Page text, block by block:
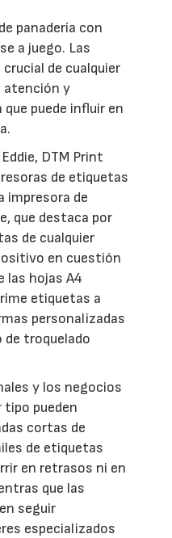
panadería con
a juego. Las
de cualquier
atención y
puede influir en
DTM Print
de etiquetas
impresora de
que destaca por
de cualquier
en cuestión
las hojas A4
etiquetas a
personalizadas
de troquelado
y los negocios
tipo pueden
cortas de
de etiquetas
en retrasos ni en
que las
seguir
especializados